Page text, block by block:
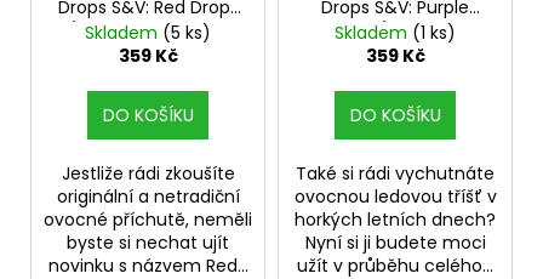
Drops S&V: Red Drops
(Bobulovitá směs s
anýzem) objem 10ml
Kolek R
Skladem (5 ks)
359 Kč
DO KOŠÍKU
Jestliže rádi zkoušíte
originální a netradiční
ovocné příchutě, neměli
byste si nechat ujít
novinku s názvem Red...
Drops S&V: Purple
Drops (Hroznová
ledová tříšť) objem
Kolek R
Skladem (1 ks)
359 Kč
DO KOŠÍKU
Také si rádi vychutnáte
ovocnou ledovou tříšť v
horkých letních dnech?
Nyní si ji budete moci
užít v průběhu celého...